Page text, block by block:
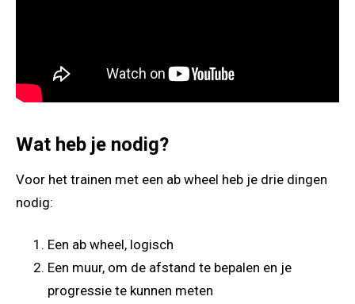
Wat heb je nodig?
Voor het trainen met een ab wheel heb je drie dingen
nodig:
Een ab wheel, logisch
Een muur, om de afstand te bepalen en je
progressie te kunnen meten